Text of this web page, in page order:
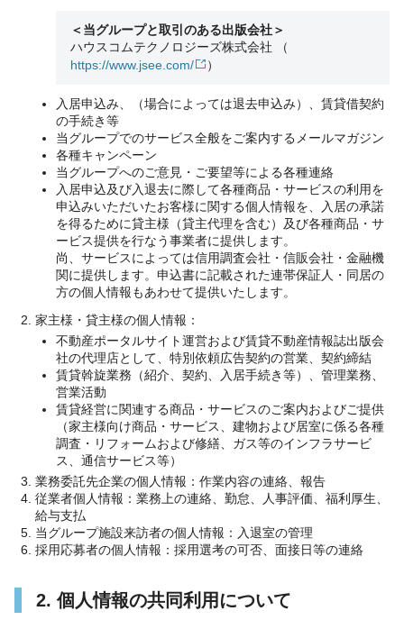
＜当グループと取引のある出版会社＞
ハウスコムテクノロジーズ株式会社
（
https://www.jsee.com/
）
入居申込み、（場合によっては退去申込み）、賃貸借契約
の手続き等
当グループでのサービス全般をご案内するメールマガジン
各種キャンペーン
当グループへのご意見・ご要望等による各種連絡
入居申込及び入退去に際して各種商品・サービスの利用を
申込みいただいたお客様に関する個人情報を、入居の承諾
を得るために貸主様（貸主代理を含む）及び各種商品・サ
ービス提供を行なう事業者に提供します。
尚、サービスによっては信用調査会社・信販会社・金融機
関に提供します。申込書に記載された連帯保証人・同居の
方の個人情報もあわせて提供いたします。
家主様・貸主様の個人情報：
不動産ポータルサイト運営および賃貸不動産情報誌出版会
社の代理店として、特別依頼広告契約の営業、契約締結
賃貸斡旋業務（紹介、契約、入居手続き等）、管理業務、
営業活動
賃貸経営に関連する商品・サービスのご案内およびご提供
（家主様向け商品・サービス、建物および居室に係る各種
調査・リフォームおよび修繕、ガス等のインフラサービ
ス、通信サービス等）
業務委託先企業の個人情報：作業内容の連絡、報告
従業者個人情報：業務上の連絡、勤怠、人事評価、福利厚生、
給与支払
当グループ施設来訪者の個人情報：入退室の管理
採用応募者の個人情報：採用選考の可否、面接日等の連絡
2. 個人情報の共同利用について